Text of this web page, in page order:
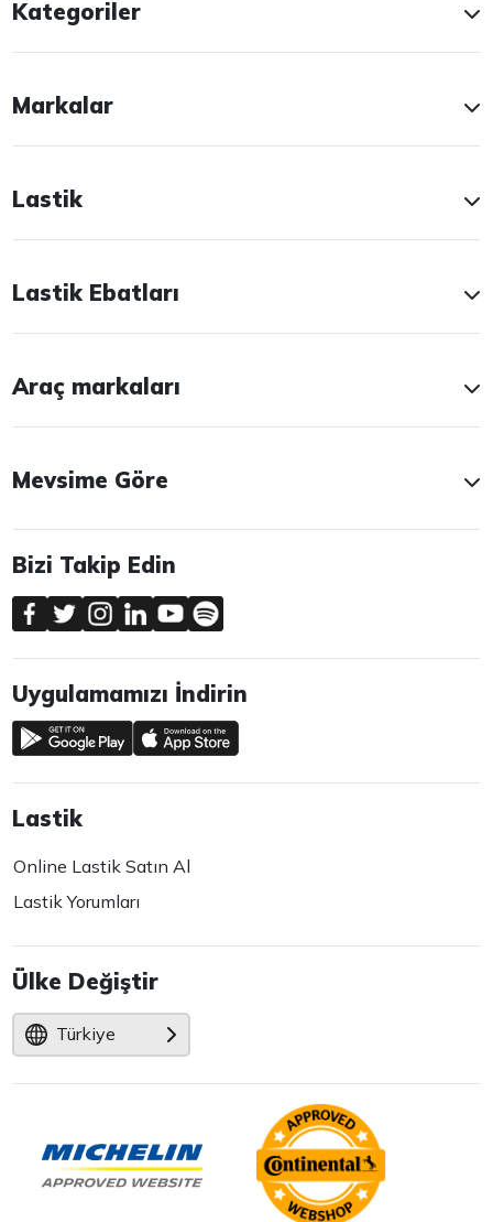
Kategoriler
Markalar
Lastik
Lastik Ebatları
Araç markaları
Mevsime Göre
Bizi Takip Edin
Uygulamamızı İndirin
Lastik
Online Lastik Satın Al
Lastik Yorumları
Ülke Değiştir
Türkiye